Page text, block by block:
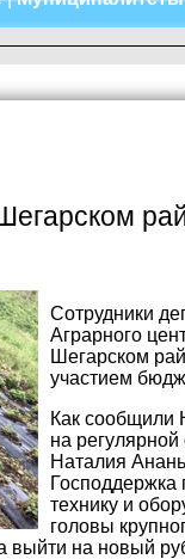
Сотрудники
Аграрного
Шегарском
участием
Как сообщили
на
Наталия
Господдержка
технику и
головы
на новый